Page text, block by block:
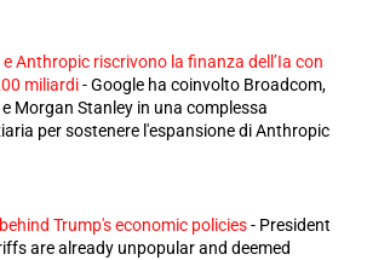
Anthropic riscrivono la finanza dell’Ia con
miliardi-Google ha coinvolto Broadcom,
Morgan Stanley in una complessa
per sostenere l'espansione di Anthropic
Trump's economic policies- President
are already unpopular and deemed